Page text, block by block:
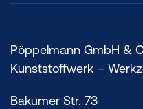
Pöppelmann GmbH &
Kunststoffwerk –
Bakumer Str. 73